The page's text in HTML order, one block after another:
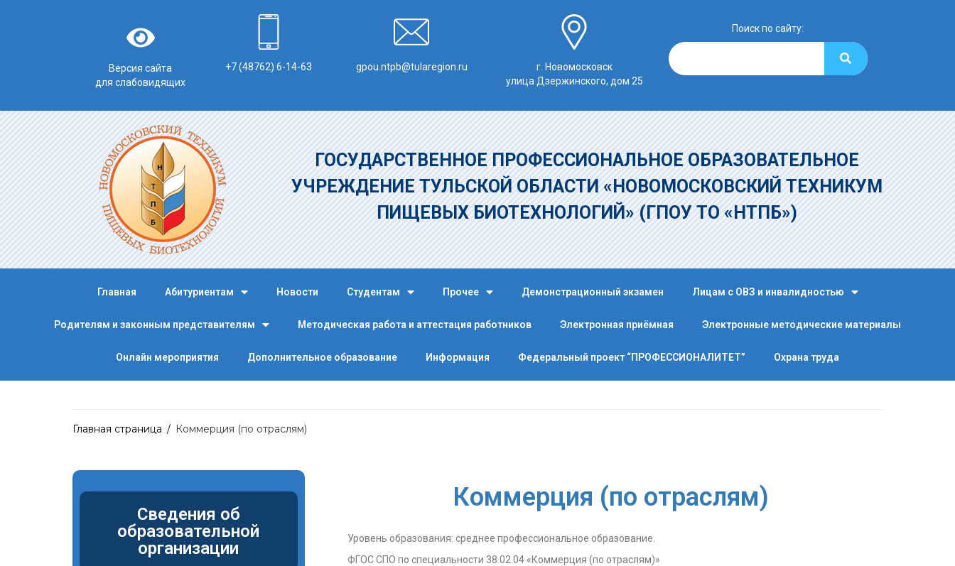
Версия сайта
для слабовидящих
+7 (48762) 6-14-63 gpou.ntpb@tularegion.ru
г. Новомосковск
улица Дзержинского, дом 25
Поиск по сайту:
ГОСУДАРСТВЕННОЕ ПРОФЕССИОНАЛЬНОЕ ОБРАЗОВАТЕЛЬНОЕ
УЧРЕЖДЕНИЕ ТУЛЬСКОЙ ОБЛАСТИ «НОВОМОСКОВСКИЙ ТЕХНИКУМ
ПИЩЕВЫХ БИОТЕХНОЛОГИЙ» (ГПОУ ТО «НТПБ»)
Главная Абитуриентам Новости Студентам Прочее Демонстрационный экзамен Лицам с ОВЗ и инвалидностью
Родителям и законным представителям Методическая работа и аттестация работников Электронная приёмная Электронные методические материалы
Онлайн мероприятия Дополнительное образование Информация Федеральный проект “ПРОФЕССИОНАЛИТЕТ” Охрана труда
Главная страница / Коммерция (по отраслям)
Сведения об
образовательной
организации
Коммерция (по отраслям)
Уровень образования: среднее профессиональное образование.
ФГОС СПО по специальности 38.02.04 «Коммерция (по отраслям)»